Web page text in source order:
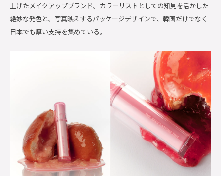
上げたメイクアップブランド。カラーリストとしての知見を活かした
絶妙な発色と、写真映えするパッケージデザインで、韓国だけでなく
日本でも厚い支持を集めている。